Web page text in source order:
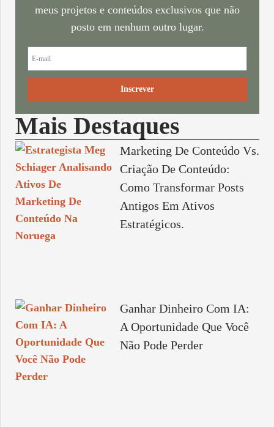
meus projetos e conteúdos exclusivos que não
posto em nenhum outro lugar.
Inscrever
Mais Destaques
Marketing De Conteúdo Vs.
Criação De Conteúdo:
Como Transformar Posts
Antigos Em Ativos
Estratégicos.
Ganhar Dinheiro Com IA:
A Oportunidade Que Você
Não Pode Perder